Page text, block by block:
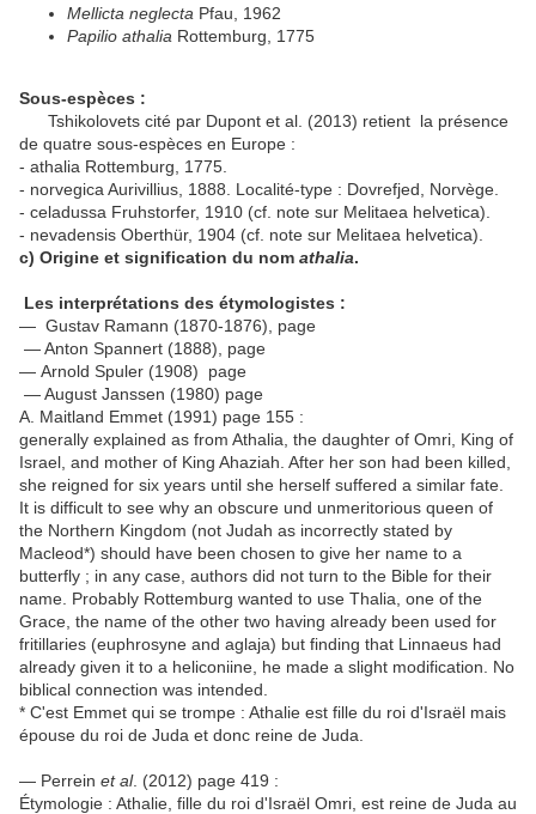
Mellicta neglecta Pfau, 1962
Papilio athalia Rottemburg, 1775
Sous-espèces :
Tshikolovets cité par Dupont et al. (2013) retient la présence
de quatre sous-espèces en Europe :
- athalia Rottemburg, 1775.
- norvegica Aurivillius, 1888. Localité-type : Dovrefjed, Norvège.
- celadussa Fruhstorfer, 1910 (cf. note sur Melitaea helvetica).
- nevadensis Oberthür, 1904 (cf. note sur Melitaea helvetica).
c) Origine et signification du nom athalia.
Les interprétations des étymologistes :
— Gustav Ramann (1870-1876), page
— Anton Spannert (1888), page
— Arnold Spuler (1908) page
— August Janssen (1980) page
A. Maitland Emmet (1991) page 155 :
generally explained as from Athalia, the daughter of Omri, King of
Israel, and mother of King Ahaziah. After her son had been killed,
she reigned for six years until she herself suffered a similar fate.
It is difficult to see why an obscure und unmeritorious queen of
the Northern Kingdom (not Judah as incorrectly stated by
Macleod*) should have been chosen to give her name to a
butterfly ; in any case, authors did not turn to the Bible for their
name. Probably Rottemburg wanted to use Thalia, one of the
Grace, the name of the other two having already been used for
fritillaries (euphrosyne and aglaja) but finding that Linnaeus had
already given it to a heliconiine, he made a slight modification. No
biblical connection was intended.
* C'est Emmet qui se trompe : Athalie est fille du roi d'Israël mais
épouse du roi de Juda et donc reine de Juda.
— Perrein et al. (2012) page 419 :
Étymologie : Athalie, fille du roi d'Israël Omri, est reine de Juda au